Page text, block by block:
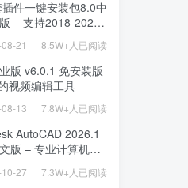
件一键安装包8.0中
– 支持2018-2025
计效率
21 8.5W+人已阅读
版 v6.0.1 免安装版
视频编辑工具
13 7.8W+人已阅读
AutoCAD 2026.1
版 – 专业计算机辅
27 7.3W+人已阅读